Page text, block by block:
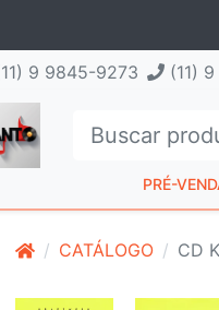
9 9845-9273 (11)
PRÉ-
CATÁLOGO CD